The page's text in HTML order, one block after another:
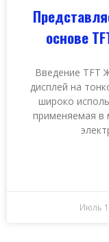
основе
Введение TFT
дисплей на
широко
применяемая в
Июль